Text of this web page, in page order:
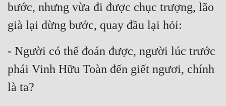
bước, nhưng vừa đi được chục trượng, lão
già lại dừng bước, quay đầu lại hỏi:
- Người có thể đoán được, người lúc trước
phái Vinh Hữu Toàn đến giết ngươi, chính
là ta?